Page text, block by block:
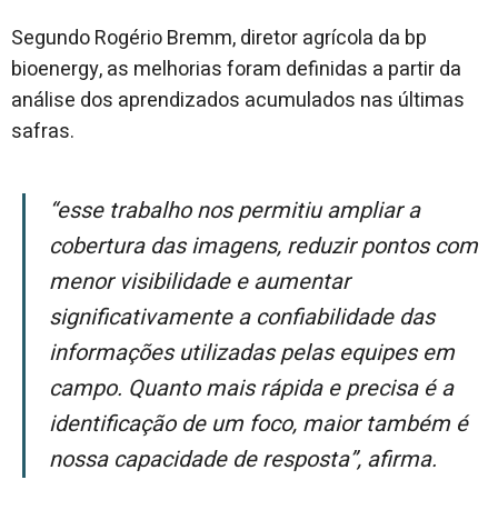
Segundo Rogério Bremm, diretor agrícola da bp
bioenergy, as melhorias foram definidas a partir da
análise dos aprendizados acumulados nas últimas
safras.
“Esse trabalho nos permitiu ampliar a
cobertura das imagens, reduzir pontos com
menor visibilidade e aumentar
significativamente a confiabilidade das
informações utilizadas pelas equipes em
campo. Quanto mais rápida e precisa é a
identificação de um foco, maior também é
nossa capacidade de resposta”, afirma.